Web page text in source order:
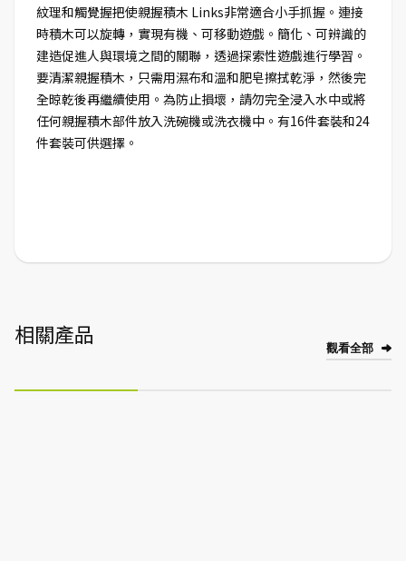
紋理和觸覺握把使親握積木 Links非常適合小手抓握。連接
時積木可以旋轉，實現有機、可移動遊戲。簡化、可辨識的
建造促進人與環境之間的關聯，透過探索性遊戲進行學習。
要清潔親握積木，只需用濕布和溫和肥皂擦拭乾淨，然後完
全晾乾後再繼續使用。為防止損壞，請勿完全浸入水中或將
任何親握積木部件放入洗碗機或洗衣機中。有16件套裝和24
件套裝可供選擇。
相關產品 觀看全部